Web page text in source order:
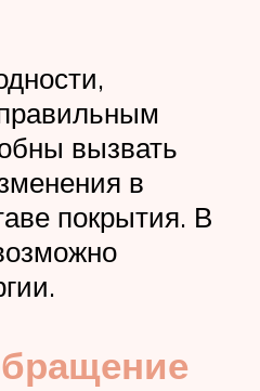
вызвать
в
покрытия. В